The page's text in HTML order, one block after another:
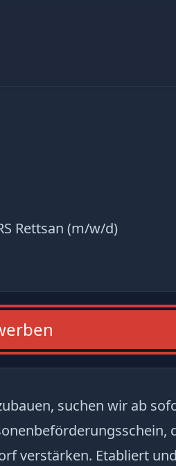
Rettsan (m/w/d)
suchen wir ab
verstärken. Etabliert